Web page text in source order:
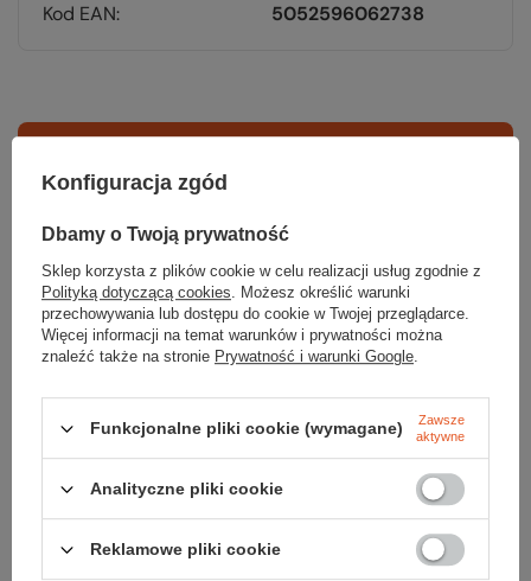
Kod EAN
5052596062738
Sprawdź
czy masz wszystko
TWOJA LISTA SPRZĘTOWA
Gwarancja
RĘKOJMIA 24 M-CE
Na sprzedawane produkty udzielana jest 24-miesięczna rękojmia na
Konfiguracja zgód
Dbamy o Twoją prywatność
Sklep korzysta z plików cookie w celu realizacji usług zgodnie z
Polityką dotyczącą cookies. Możesz określić warunki
przechowywania lub dostępu do cookie w Twojej przeglądarce.
Więcej informacji na temat warunków i prywatności można
znaleźć także na stronie Prywatność i warunki Google.
Funkcjonalne pliki cookie (wymagane)
Zawsze
aktywne
Analityczne pliki cookie
Reklamowe pliki cookie